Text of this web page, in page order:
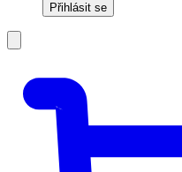
Přihlásit se